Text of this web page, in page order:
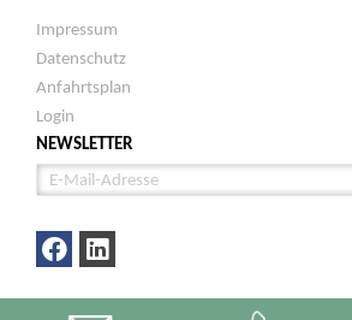
Impressum
Datenschutz
Anfahrtsplan
Login
NEWSLETTER